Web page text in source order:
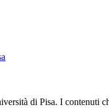
di Pisa. I contenuti